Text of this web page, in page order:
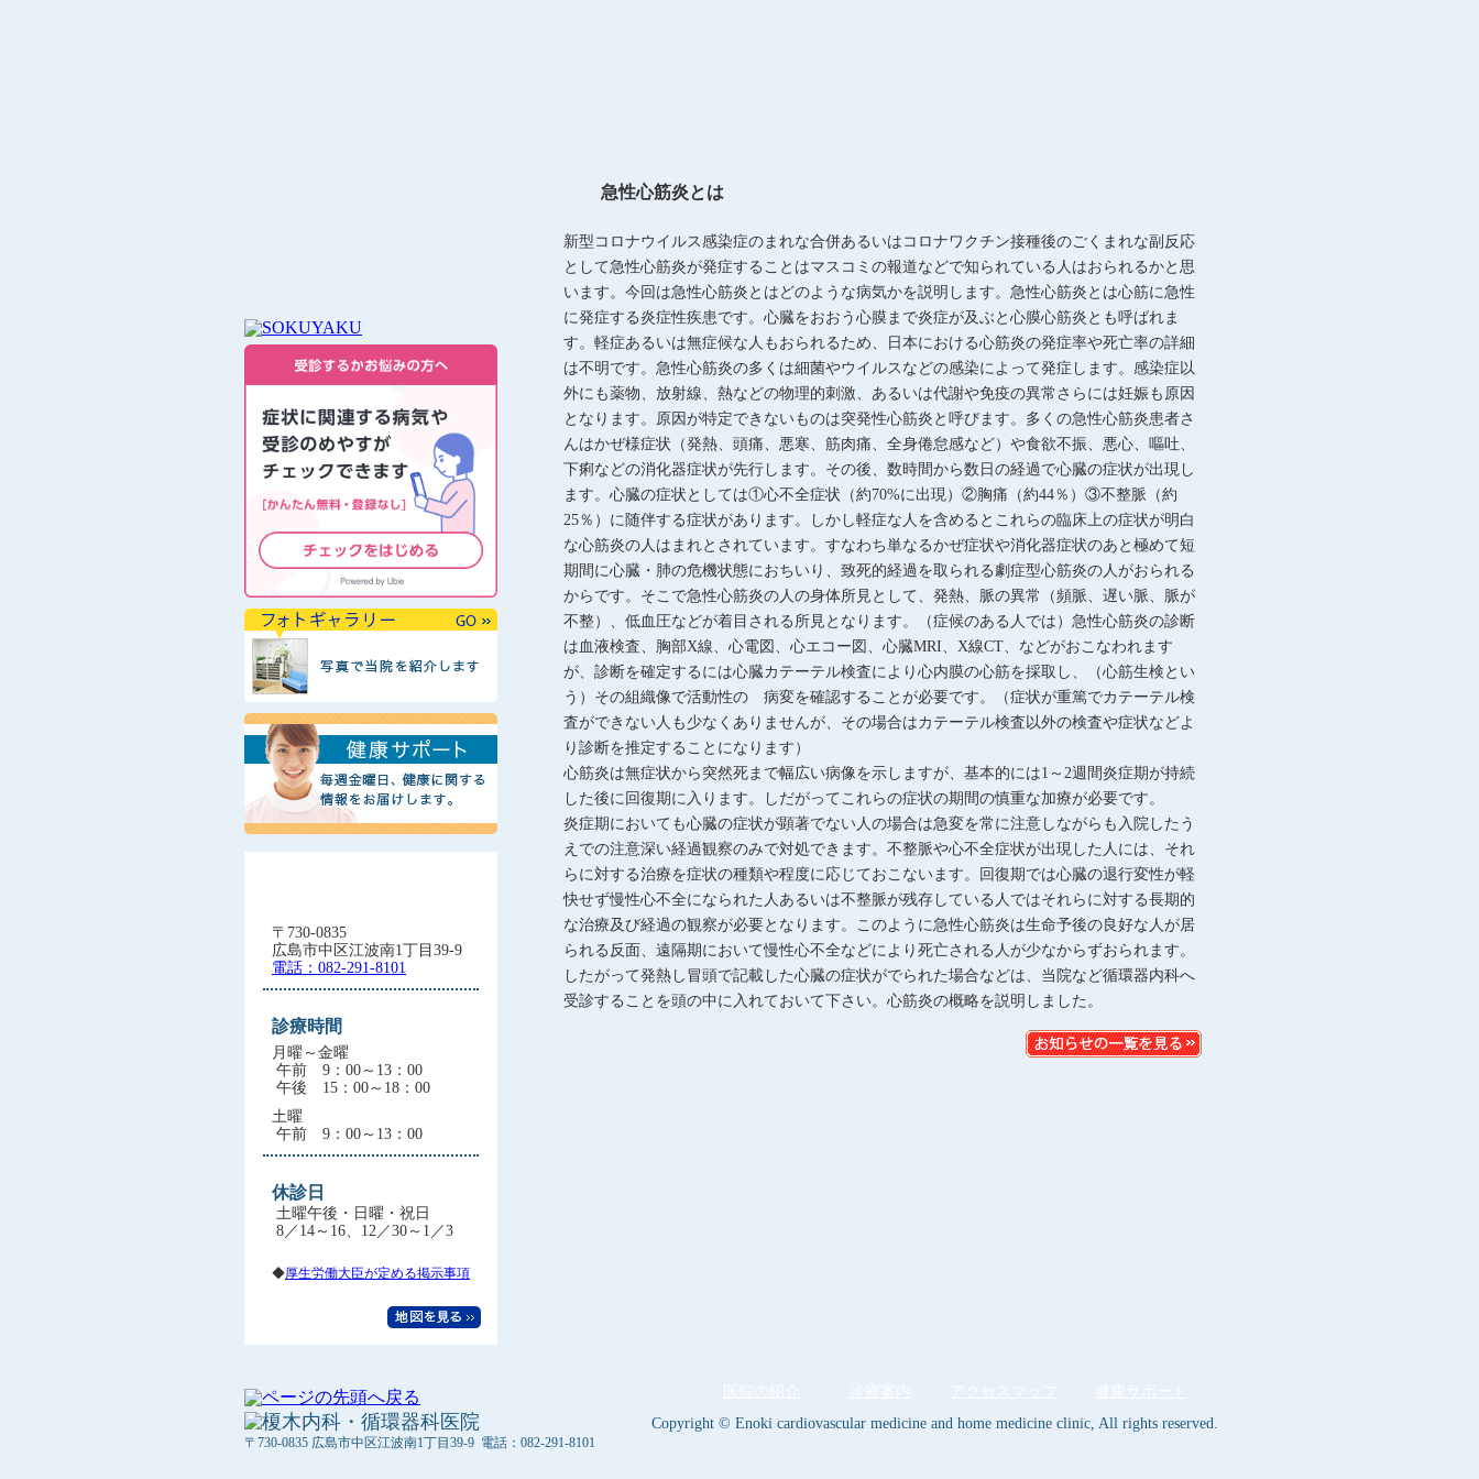
急性心筋炎とは
新型コロナウイルス感染症のまれな合併あるいはコロナワクチン接種後のごくまれな副反応
として急性心筋炎が発症することはマスコミの報道などで知られている人はおられるかと思
います。今回は急性心筋炎とはどのような病気かを説明します。急性心筋炎とは心筋に急性
に発症する炎症性疾患です。心臓をおおう心膜まで炎症が及ぶと心膜心筋炎とも呼ばれま
す。軽症あるいは無症候な人もおられるため、日本における心筋炎の発症率や死亡率の詳細
は不明です。急性心筋炎の多くは細菌やウイルスなどの感染によって発症します。感染症以
外にも薬物、放射線、熱などの物理的刺激、あるいは代謝や免疫の異常さらには妊娠も原因
となります。原因が特定できないものは突発性心筋炎と呼びます。多くの急性心筋炎患者さ
んはかぜ様症状（発熱、頭痛、悪寒、筋肉痛、全身倦怠感など）や食欲不振、悪心、嘔吐、
下痢などの消化器症状が先行します。その後、数時間から数日の経過で心臓の症状が出現し
ます。心臓の症状としては①心不全症状（約70%に出現）②胸痛（約44％）③不整脈（約
25％）に随伴する症状があります。しかし軽症な人を含めるとこれらの臨床上の症状が明白
な心筋炎の人はまれとされています。すなわち単なるかぜ症状や消化器症状のあと極めて短
期間に心臓・肺の危機状態におちいり、致死的経過を取られる劇症型心筋炎の人がおられる
からです。そこで急性心筋炎の人の身体所見として、発熱、脈の異常（頻脈、遅い脈、脈が
不整）、低血圧などが着目される所見となります。（症候のある人では）急性心筋炎の診断
は血液検査、胸部X線、心電図、心エコー図、心臓MRI、X線CT、などがおこなわれます
が、診断を確定するには心臓カテーテル検査により心内膜の心筋を採取し、（心筋生検とい
う）その組織像で活動性の 病変を確認することが必要です。（症状が重篤でカテーテル検
査ができない人も少なくありませんが、その場合はカテーテル検査以外の検査や症状などよ
り診断を推定することになります）
心筋炎は無症状から突然死まで幅広い病像を示しますが、基本的には1～2週間炎症期が持続
した後に回復期に入ります。しだがってこれらの症状の期間の慎重な加療が必要です。
炎症期においても心臓の症状が顕著でない人の場合は急変を常に注意しながらも入院したう
えでの注意深い経過観察のみで対処できます。不整脈や心不全症状が出現した人には、それ
らに対する治療を症状の種類や程度に応じておこないます。回復期では心臓の退行変性が軽
快せず慢性心不全になられた人あるいは不整脈が残存している人ではそれらに対する長期的
な治療及び経過の観察が必要となります。このように急性心筋炎は生命予後の良好な人が居
られる反面、遠隔期において慢性心不全などにより死亡される人が少なからずおられます。
したがって発熱し冒頭で記載した心臓の症状がでられた場合などは、当院など循環器内科へ
受診することを頭の中に入れておいて下さい。心筋炎の概略を説明しました。
〒730-0835
広島市中区江波南1丁目39-9
電話：082-291-8101
診療時間
月曜～金曜
午前 9：00～13：00
午後 15：00～18：00
土曜
午前 9：00～13：00
休診日
土曜午後・日曜・祝日
8／14～16、12／30～1／3
◆厚生労働大臣が定める掲示事項
〒730-0835 広島市中区江波南1丁目39-9 電話：082-291-8101
Copyright © Enoki cardiovascular medicine and home medicine clinic, All rights reserved.